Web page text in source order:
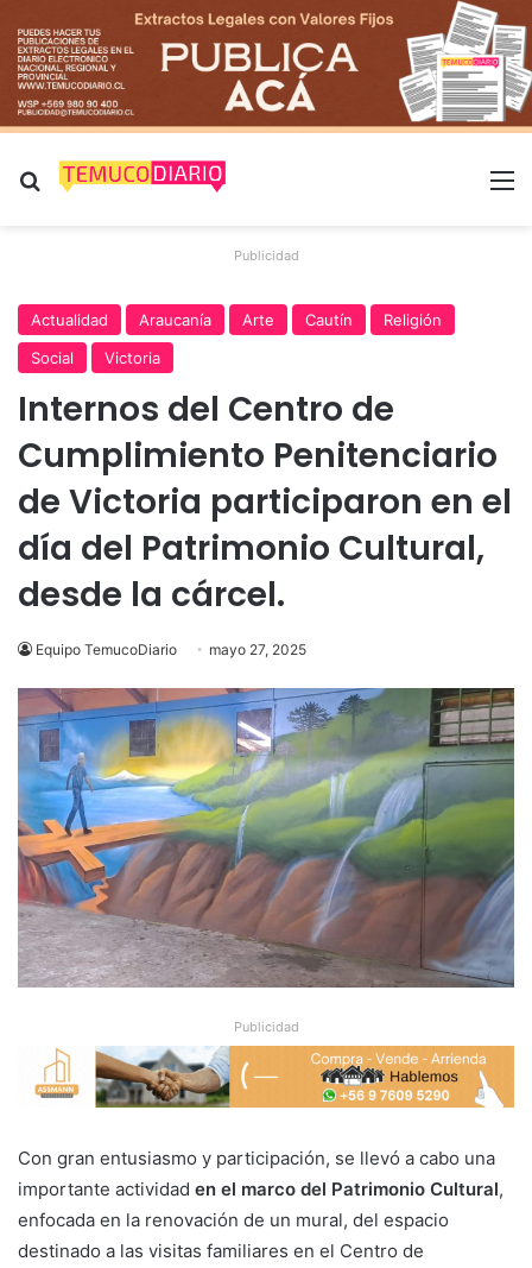
Buscar por
Publicidad
Actualidad Araucanía Arte Cautín
Religión
Social
Victoria
Internos del Centro de
Cumplimiento Penitenciario
de Victoria participaron en el
día del Patrimonio Cultural,
desde la cárcel.
Equipo TemucoDiario mayo 27, 2025
Publicidad
Con gran entusiasmo y participación, se llevó a cabo una
importante actividad en el marco del Patrimonio Cultural,
enfocada en la renovación de un mural, del espacio
destinado a las visitas familiares en el Centro de